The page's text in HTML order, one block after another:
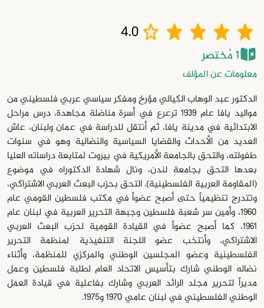
4.0
1 مُختصر
معلومات عن المؤلف
الدكتور عبد الوهاب الكيالي مؤرخ ومفكر سياسي عربي فلسطيني من
مواليد يافا عام 1939 ترعرع في أسرة مناضلة مجاهدة، درس مراحل
الابتدائية في مدينة يافا، ثم أنتقل للدراسة في عمان ولبنان، عاش
العديد من الأحداث والقضايا السياسية والنضالية وهو في سنوات
طفولته، والتحق بالجامعة الأمريكية في بيروت لمتابعة دراساته العليا
بعدها التحق بجامعة لندن، ونال شهادة الدكتوراه في موضوع
(المقاومة العربية الفلسطينية). التحق بحزب البعث العربي الاشتراكي،
وتتدرج تنظيمياً حتى أصبح عضواً في مكتب فلسطين القومي عام
1960، وأمين سر شعبة فلسطين وجبهة التحرير العربية في لبنان عام
1961، كما أصبح عضواً في القيادة القومية لحزب البعث العربي
الاشتراكي، وأنتخب عضو اللجنة التنفيذية لمنظمة التحرير
الفلسطينية وعضو المجلسين الوطني والمركزي للمنظمة، وأثناء
نضاله الوطني شارك بتأسيس الاتحاد العام لطلبة فلسطين وعمل
مديراً لتحرير مجلد الرائد العربي وشارك بفاعلية في قيادة العمل
الوطني الفلسطيني في لبنان عامي 1970 و1975.